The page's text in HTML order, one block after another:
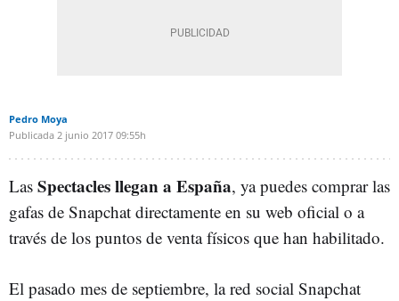
Pedro Moya
Publicada 2 junio 2017 09:55h
Las Spectacles llegan a España, ya puedes comprar las
gafas de Snapchat directamente en su web oficial o a
través de los puntos de venta físicos que han habilitado.
El pasado mes de septiembre, la red social Snapchat